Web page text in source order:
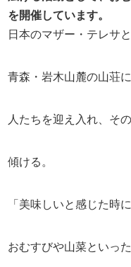
を開催しています。
日本のマザー・テレサ
青森・岩木山麓の山荘
人たちを迎え入れ、そ
傾ける。
「美味しいと感じた時
おむすびや山菜といっ